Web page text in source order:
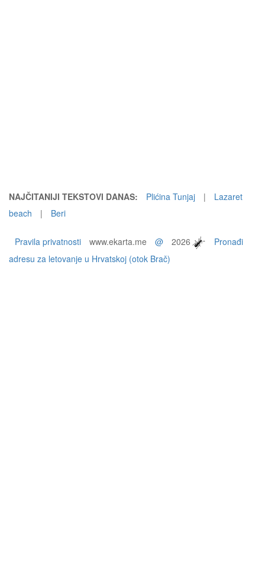
NAJČITANIJI TEKSTOVI DANAS: Plićina Tunjaj |
Lazaret
beach
| Beri
Pravila privatnosti www.ekarta.me @ 2026
Pronađi
adresu za letovanje u Hrvatskoj (otok Brač)